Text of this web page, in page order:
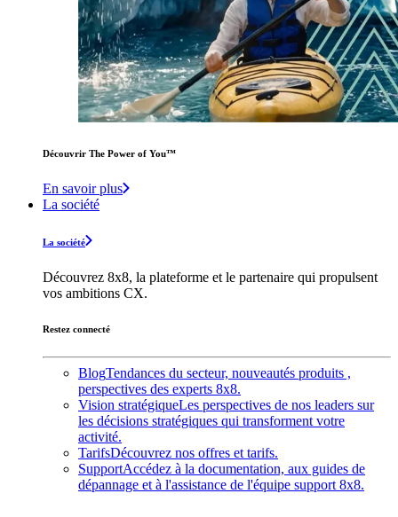
Découvrir The Power of You™️
En savoir plus
La société
La société
Découvrez 8x8, la plateforme et le partenaire qui propulsent
vos ambitions CX.
Restez connecté
BlogTendances du secteur, nouveautés produits ,
perspectives des experts 8x8.
Vision stratégiqueLes perspectives de nos leaders sur
les décisions stratégiques qui transforment votre
activité.
TarifsDécouvrez nos offres et tarifs.
SupportAccédez à la documentation, aux guides de
dépannage et à l'assistance de l'équipe support 8x8.